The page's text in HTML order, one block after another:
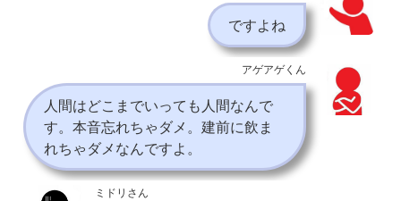
ですよね
アゲアゲくん
人間はどこまでいっても人間なんで
す。本音忘れちゃダメ。建前に飲ま
れちゃダメなんですよ。
ミドリさん